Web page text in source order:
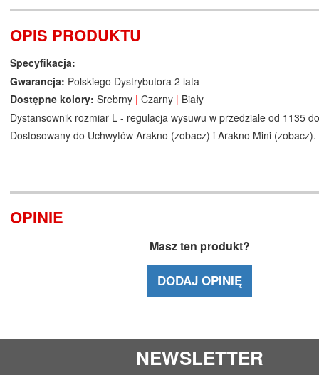
OPIS PRODUKTU
Specyfikacja:
Gwarancja: Polskiego Dystrybutora 2 lata
Dostępne kolory: Srebrny | Czarny | Biały
Dystansownik rozmiar L - regulacja wysuwu w przedziale od 1135
Dostosowany do Uchwytów Arakno (zobacz) i Arakno Mini (zobacz).
OPINIE
Masz ten produkt?
DODAJ OPINIĘ
NEWSLETTER